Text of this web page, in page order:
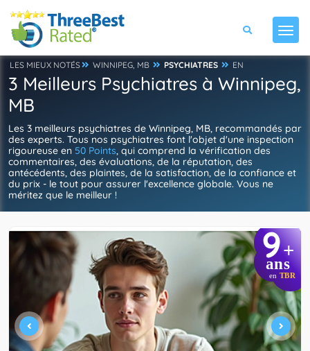
LES MIEUX NOTÉS WINNIPEG, MB PSYCHIATRES EN
3 Meilleurs Psychiatres à Winnipeg,
MB
Les 3 meilleurs psychiatres de Winnipeg, MB, recommandés par
des experts. Tous nos psychiatres font l'objet d'une inspection
rigoureuse en 50 Points, qui comprend la vérification des
commentaires, des évaluations, de la réputation, des
antécédents, des plaintes, de la satisfaction, de la confiance et
du prix - le tout pour assurer l'excellence globale. Vous ne
méritez que le meilleur !
9+
ans
en TBR